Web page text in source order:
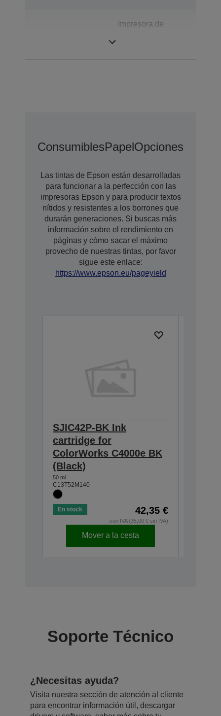
Impresora de
ConsumiblesPapelOpciones
Las tintas de Epson están desarrolladas
para funcionar a la perfección con las
impresoras Epson y para producir textos
nítidos y resistentes a los borrones que
durarán generaciones. Si buscas más
información sobre el rendimiento en
páginas y cómo sacar el máximo
provecho de nuestras tintas, por favor
sigue este enlace:
https://www.epson.eu/pageyield
SJIC42P-BK Ink
cartridge for
ColorWorks C4000e BK
(Black)
50 ml
C13T52M140
En stock 42,35 €
con IVA (35,00 € sin IVA)
Mover a la cesta
Soporte Técnico
¿Necesitas ayuda?
Visita nuestra sección de atención al cliente
para encontrar información útil, descargar